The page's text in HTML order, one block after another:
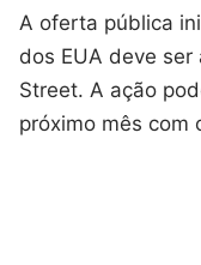
A oferta pública
dos EUA deve
Street. A ação
próximo mês com